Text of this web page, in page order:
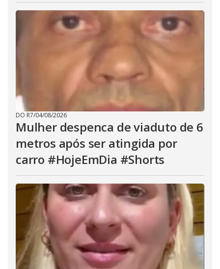
DO R7/04/08/2026
Mulher despenca de viaduto de 6
metros após ser atingida por
carro #HojeEmDia #Shorts